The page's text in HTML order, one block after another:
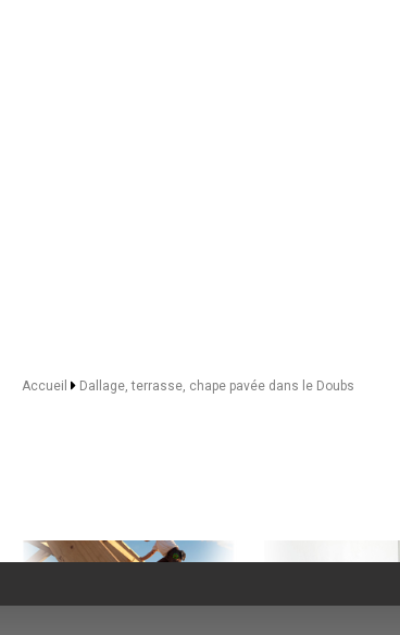
-
Accueil Dallage, terrasse, chape pavée dans le Doubs